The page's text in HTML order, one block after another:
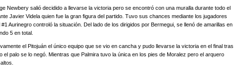
Newbery salió decidido a llevarse la victoria pero se encontró con una muralla durante todo el
Javier Videla quien fue la gran figura del partido. Tuvo sus chances mediante los jugadores
Aurinegro controló la situación. Del lado de los dirigidos por Bermegui, se llenó de amarillas en
5 en total.
el Pitojuán el único equipo que se vio en cancha y pudo llevarse la victoria en el final tras
el palo se lo negó. Mientras que Palmira tuvo la única en los pies de Moralez pero el arquero